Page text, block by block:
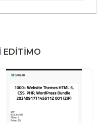
EDITIMO